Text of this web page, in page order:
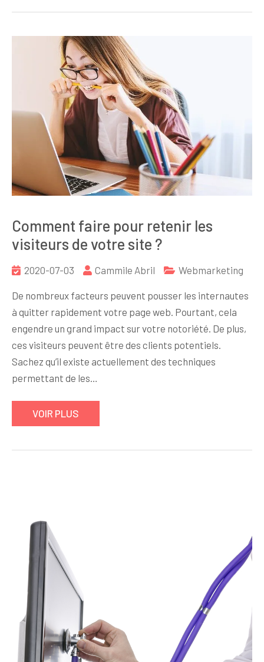
Comment faire pour retenir les
visiteurs de votre site ?
2020-07-03 Cammile Abril Webmarketing
De nombreux facteurs peuvent pousser les internautes
à quitter rapidement votre page web. Pourtant, cela
engendre un grand impact sur votre notoriété. De plus,
ces visiteurs peuvent être des clients potentiels.
Sachez qu’il existe actuellement des techniques
permettant de les…
VOIR PLUS